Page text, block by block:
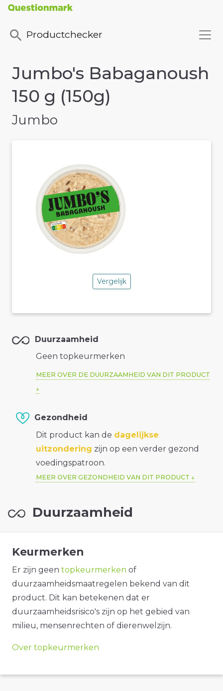
Productchecker
Jumbo's Babaganoush
150 g (150g)
Jumbo
Vergelijk
Duurzaamheid
Geen topkeurmerken
MEER OVER DE DUURZAAMHEID VAN DIT PRODUCT
Gezondheid
Dit product kan de dagelijkse
uitzondering zijn op een verder gezond
voedingspatroon.
MEER OVER GEZONDHEID VAN DIT PRODUCT
Duurzaamheid
Keurmerken
Er zijn geen topkeurmerken of
duurzaamheidsmaatregelen bekend van dit
product. Dit kan betekenen dat er
duurzaamheidsrisico's zijn op het gebied van
milieu, mensenrechten of dierenwelzijn.
Over topkeurmerken